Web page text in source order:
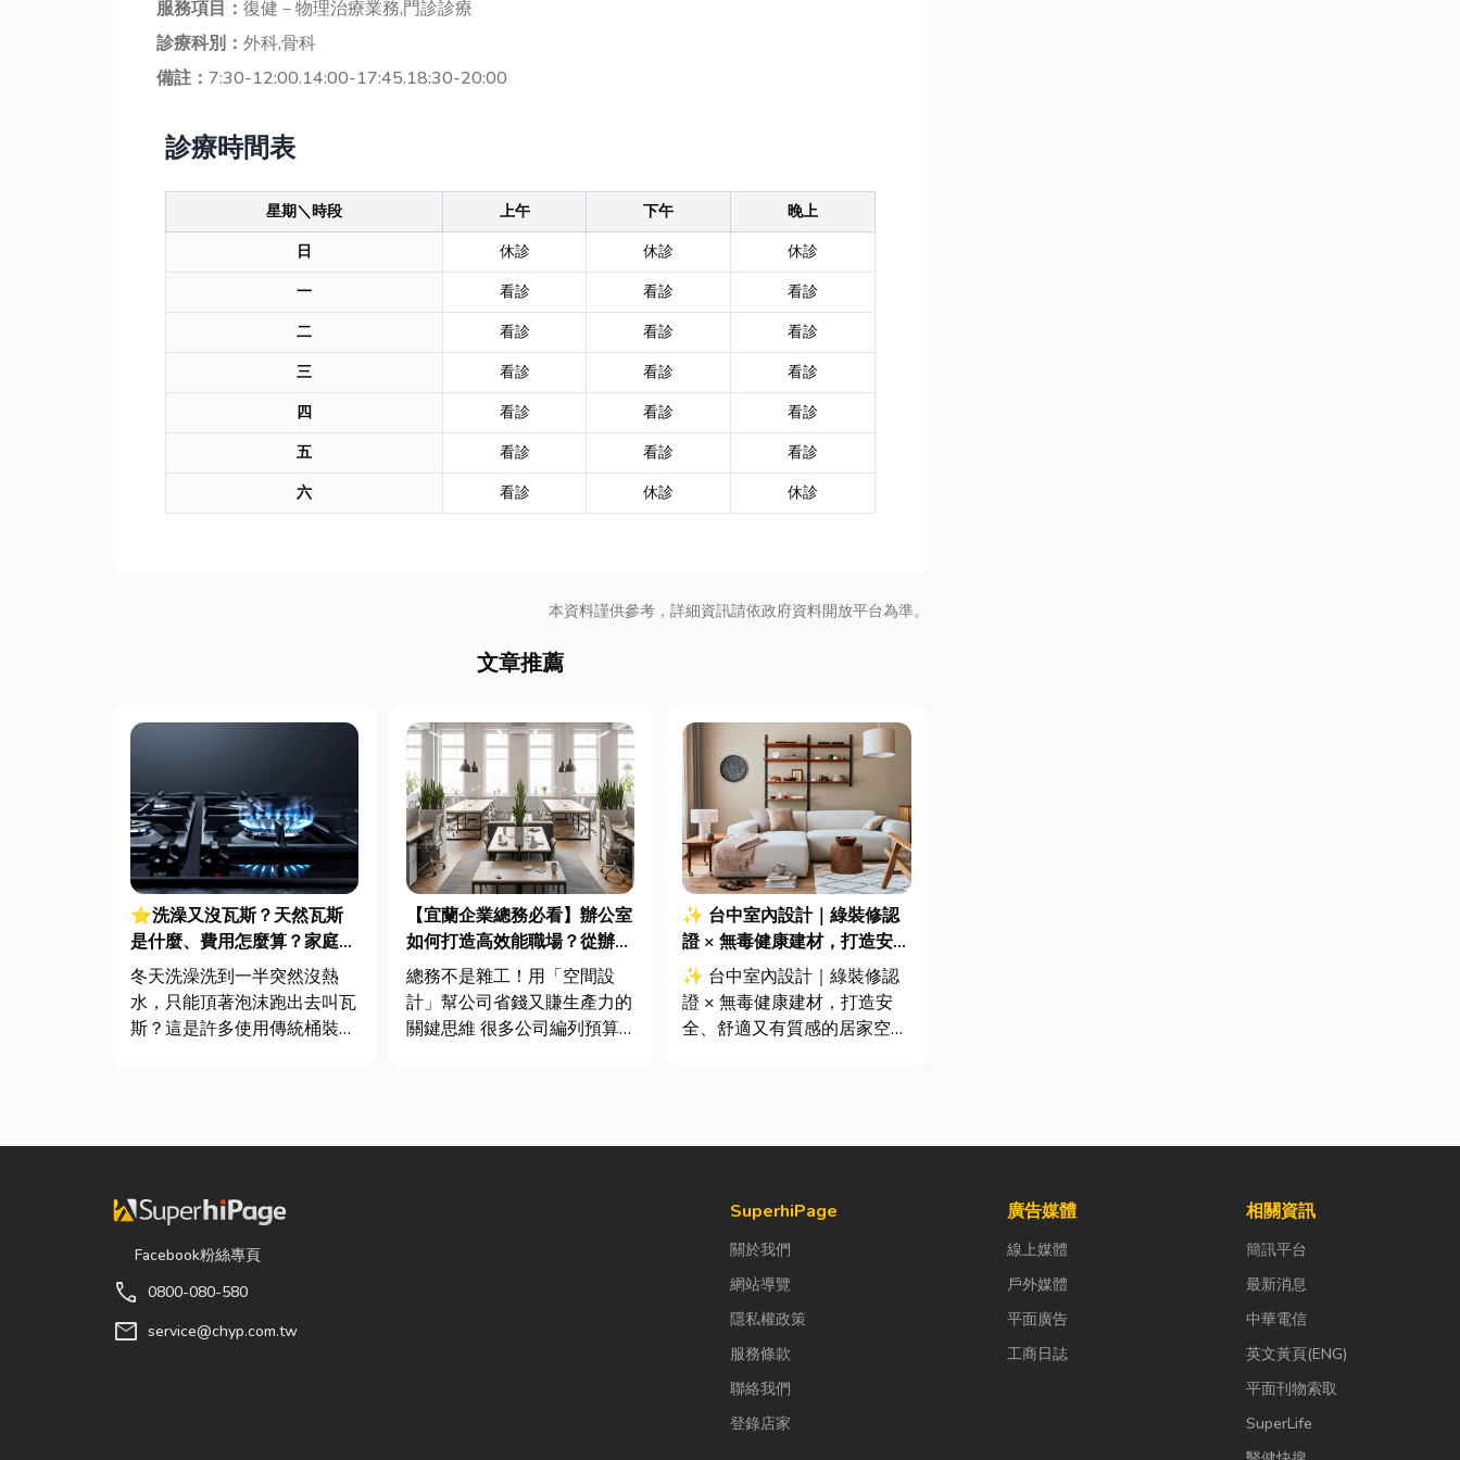
服務項目： 復健－物理治療業務,門診診療
診療科別： 外科,骨科
備註： 7:30-12:00.14:00-17:45.18:30-20:00
診療時間表
星期＼時段 上午 下午
晚上
日
休診 休診
休診
一
看診 看診
看診
二
看診 看診
看診
三
看診 看診
看診
四
看診 看診
看診
五
看診 看診
看診
六
看診 休診 休診
本資料謹供參考，詳細資訊請依政府資料開放平台為準。
文章推薦
⭐洗澡又沒瓦斯？天然瓦斯
是什麼、費用怎麼算？家庭能
源選擇與配管工程全解析
冬天洗澡洗到一半突然沒熱
水，只能頂著泡沫跑出去叫瓦
斯？這是許多使用傳統桶裝瓦
天然瓦斯...
【宜蘭企業總務必看】辦公室
如何打造高效能職場？從辦公
桌椅、系統屏風到空間設計關
鍵！
總務不是雜工！用「空間設
計」幫公司省錢又賺生產力的
關鍵思維 很多公司編列預算
✨ 台中室內設計｜綠裝修認
證 × 無毒健康建材，打造安
全、舒適又有質感的居家空間
✨ 台中室內設計｜綠裝修認
證 × 無毒健康建材，打造安
全、舒適又有質感的居家空間
Facebook粉絲專頁
call 0800-080-580
mail service@chyp.com.tw
SuperhiPage
關於我們
網站導覽
隱私權政策
服務條款
聯絡我們
登錄店家
廣告媒體
線上媒體
戶外媒體
平面廣告
工商日誌
相關資訊
簡訊平台
最新消息
中華電信
英文黃頁(ENG)
平面刊物索取
SuperLife